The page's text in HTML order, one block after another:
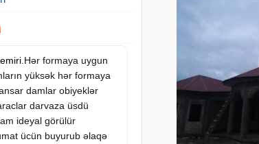
.Hər formaya uygun
yüksək hər formaya
damlar obiyeklər
darvaza üsdü
ideyal görülür
ücün buyurub əlaqə